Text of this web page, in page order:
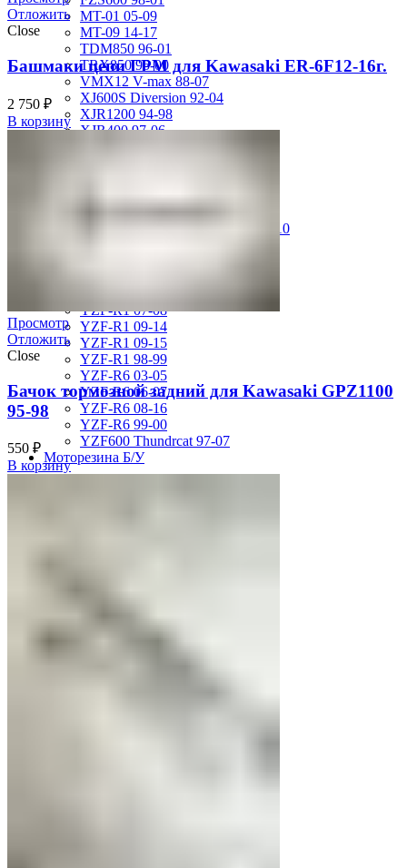
MT-01 05-09
MT-09 14-17
TDM850 96-01
TRX850 95-00
VMX12 V-max 88-07
XJ600S Diversion 92-04
XJR1200 94-98
XJR400 97-06
XV750 Virago 85-87
XVS400 Drag Star 96-99
XVZ1300 Royal Star Venture 01-10
YZF-R1 07-08
YZF-R1 09-14
YZF-R1 09-15
YZF-R1 98-99
YZF-R6 03-05
YZF-R6 06-07
YZF-R6 08-16
YZF-R6 99-00
YZF600 Thundrcat 97-07
Моторезина Б/У
Отложить
Close
Башмаки цепи ГРМ для Kawasaki ER-6F12-16г.
2 750 ₽
В корзину
Просмотр
Отложить
Close
Бачок тормозной задний для Kawasaki GPZ1100
95-98
550 ₽
В корзину